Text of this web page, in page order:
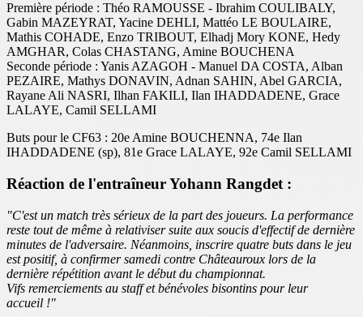
Première période : Théo RAMOUSSE - Ibrahim COULIBALY,
Gabin MAZEYRAT, Yacine DEHLI, Mattéo LE BOULAIRE,
Mathis COHADE, Enzo TRIBOUT, Elhadj Mory KONE, Hedy
AMGHAR, Colas CHASTANG, Amine BOUCHENA
Seconde période : Yanis AZAGOH - Manuel DA COSTA, Alban
PEZAIRE, Mathys DONAVIN, Adnan SAHIN, Abel GARCIA,
Rayane Ali NASRI, Ilhan FAKILI, Ilan IHADDADENE, Grace
LALAYE, Camil SELLAMI
Buts pour le CF63 : 20e Amine BOUCHENNA, 74e Ilan
IHADDADENE (sp), 81e Grace LALAYE, 92e Camil SELLAMI
Réaction de l'entraîneur Yohann Rangdet :
"C'est un match très sérieux de la part des joueurs. La performance
reste tout de même à relativiser suite aux soucis d'effectif de dernière
minutes de l'adversaire. Néanmoins, inscrire quatre buts dans le jeu
est positif, à confirmer samedi contre Châteauroux lors de la
dernière répétition avant le début du championnat.
Vifs remerciements au staff et bénévoles bisontins pour leur
accueil !"